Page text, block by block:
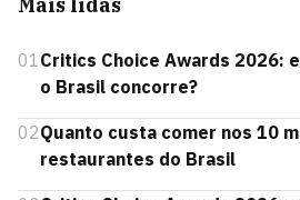
01Critics Choice Awards 2026:
o Brasil concorre?
02Quanto custa comer nos 10
restaurantes do Brasil